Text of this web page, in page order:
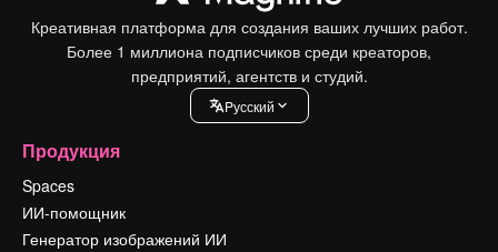
Креативная платформа для создания ваших лучших работ.
Более 1 миллиона подписчиков среди креаторов,
предприятий, агентств и студий.
Pусский
Продукция
Spaces
ИИ-помощник
Генератор изображений ИИ